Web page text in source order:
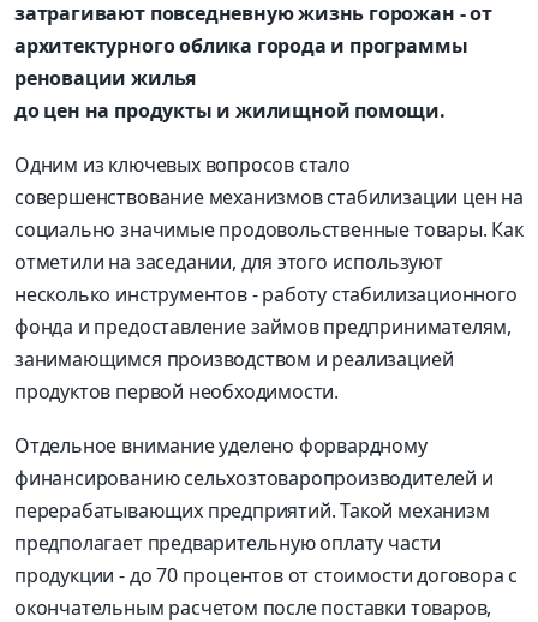
затрагивают повседневную жизнь горожан - от
архитектурного облика города и программы
реновации жилья
до цен на продукты и жилищной помощи.
Одним из ключевых вопросов стало
совершенствование механизмов стабилизации цен на
социально значимые продовольственные товары. Как
отметили на заседании, для этого используют
несколько инструментов - работу стабилизационного
фонда и предоставление займов предпринимателям,
занимающимся производством и реализацией
продуктов первой необходимости.
Отдельное внимание уделено форвардному
финансированию сельхозтоваропроизводителей и
перерабатывающих предприятий. Такой механизм
предполагает предварительную оплату части
продукции - до 70 процентов от стоимости договора с
окончательным расчетом после поставки товаров,